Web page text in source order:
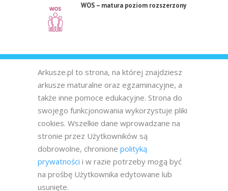
WOS – matura poziom rozszerzony
Arkusze.pl to strona, na której znajdziesz
arkusze maturalne oraz egzaminacyjne, a
także inne pomoce edukacyjne. Strona do
swojego funkcjonowania wykorzystuje pliki
cookies. Wszelkie dane wprowadzane na
stronie przez Użytkowników są
dobrowolne, chronione polityką
prywatności i w razie potrzeby mogą być
na prośbę Użytkownika edytowane lub
usunięte.